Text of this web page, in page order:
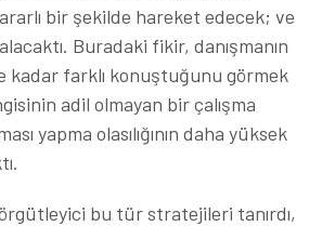
bir şekilde hareket edecek; ve
Buradaki fikir, danışmanın
kadar farklı konuştuğunu görmek
adil olmayan bir çalışma
yapma olasılığının daha yüksek
bu tür stratejileri tanırdı,